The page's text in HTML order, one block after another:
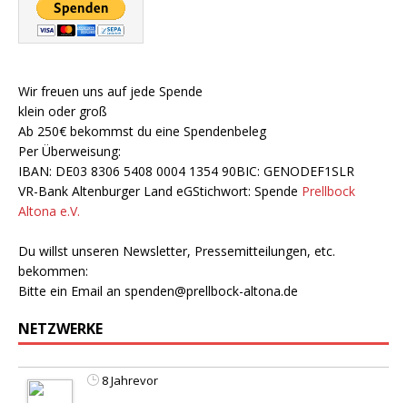
Wir freuen uns auf jede Spende
klein oder groß
Ab 250€ bekommst du eine Spendenbeleg
Per Überweisung:
IBAN: DE03 8306 5408 0004 1354 90BIC: GENODEF1SLR
VR-Bank Altenburger Land eGStichwort: Spende Prellbock
Altona e.V.
Du willst unseren Newsletter, Pressemitteilungen, etc.
bekommen:
Bitte ein Email an spenden@prellbock-altona.de
NETZWERKE
8 Jahrevor